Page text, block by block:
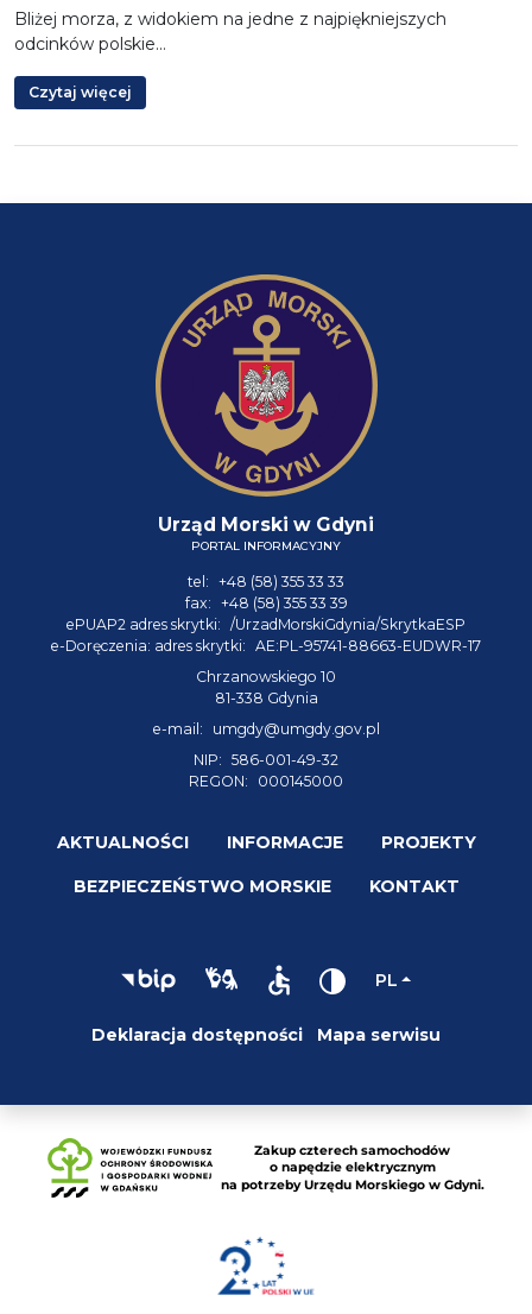
Bliżej morza, z widokiem na jedne z najpiękniejszych
odcinków polskie…
Czytaj więcej
Urząd Morski w Gdyni
PORTAL INFORMACYJNY
tel: +48 (58) 355 33 33
fax: +48 (58) 355 33 39
ePUAP2 adres skrytki: /UrzadMorskiGdynia/SkrytkaESP
e-Doręczenia: adres skrytki: AE:PL-95741-88663-EUDWR-17
Chrzanowskiego 10
81-338 Gdynia
e-mail:
umgdy@umgdy.gov.pl
NIP: 586-001-49-32
REGON:
000145000
AKTUALNOŚCI INFORMACJE PROJEKTY
BEZPIECZEŃSTWO MORSKIE KONTAKT
PL
Deklaracja dostępności Mapa serwisu